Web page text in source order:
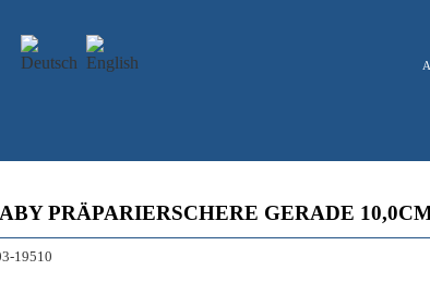
PRÄPARIERSCHERE GERADE
19510